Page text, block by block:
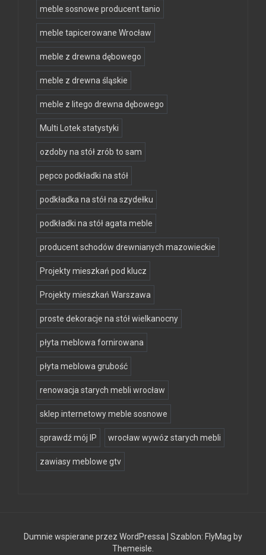
meble sosnowe producent tanio
meble tapicerowane Wrocław
meble z drewna dębowego
meble z drewna śląskie
meble z litego drewna dębowego
Multi Lotek statystyki
ozdoby na stół zrób to sam
pepco podkładki na stół
podkładka na stół na szydełku
podkładki na stół agata meble
producent schodów drewnianych mazowieckie
Projekty mieszkań pod klucz
Projekty mieszkań Warszawa
proste dekoracje na stół wielkanocny
płyta meblowa fornirowana
płyta meblowa grubość
renowacja starych mebli wrocław
sklep internetowy meble sosnowe
sprawdź mój IP wrocław wywóz starych mebli
zawiasy meblowe gtv
Dumnie wspierane przez WordPressa Szablon: FlyMag by
Themeisle.